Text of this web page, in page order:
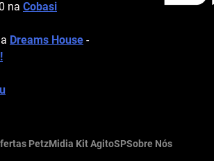
na Cobasi
Dreams House -
PetzMidia Kit AgitoSPSobre Nós